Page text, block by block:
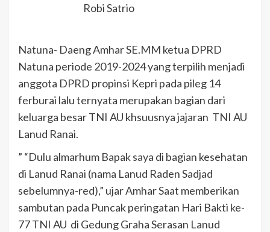
Robi Satrio
Natuna- Daeng Amhar SE.MM ketua DPRD
Natuna periode 2019-2024 yang terpilih menjadi
anggota DPRD propinsi Kepri pada pileg 14
ferburai lalu ternyata merupakan bagian dari
keluarga besar TNI AU khsuusnya jajaran TNI AU
Lanud Ranai.
” “Dulu almarhum Bapak saya di bagian kesehatan
di Lanud Ranai (nama Lanud Raden Sadjad
sebelumnya-red),” ujar Amhar Saat memberikan
sambutan pada Puncak peringatan Hari Bakti ke-
77 TNI AU di Gedung Graha Serasan Lanud